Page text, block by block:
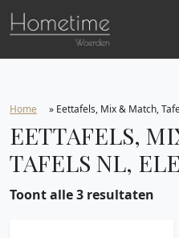
Home » Eettafels, Mix & Match,
EETTAFELS,
TAFELS NL,
Toont alle 3 resultaten